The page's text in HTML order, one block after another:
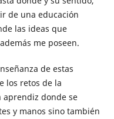
de una educación
las ideas que
me poseen.
de estas
los retos de la
aprendiz donde se
y manos sino también